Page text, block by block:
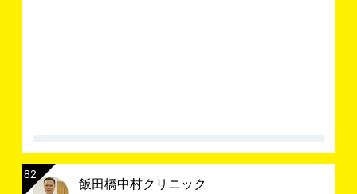
飯田橋中村クリニック